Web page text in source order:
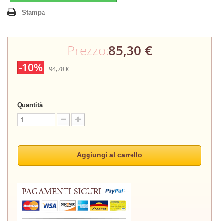
Stampa
Prezzo:85,30 €
-10% 94,78 €
Quantità
Aggiungi al carrello